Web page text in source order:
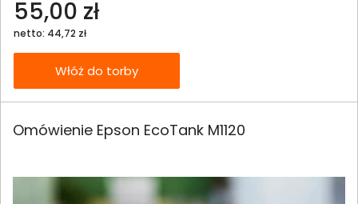
55,00 zł
netto: 44,72 zł
Włóż do torby
Omówienie Epson EcoTank M1120